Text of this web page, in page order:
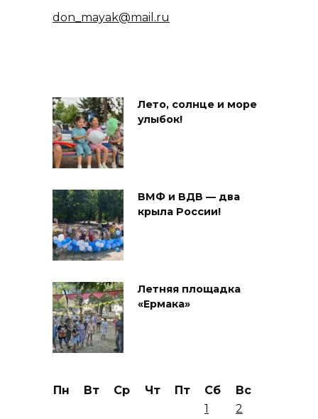
don_mayak@mail.ru
Лето, солнце и море
улыбок!
ВМФ и ВДВ — два
крыла России!
Летняя площадка
«Ермака»
Пн Вт Ср Чт Пт Сб
Вс
1
2